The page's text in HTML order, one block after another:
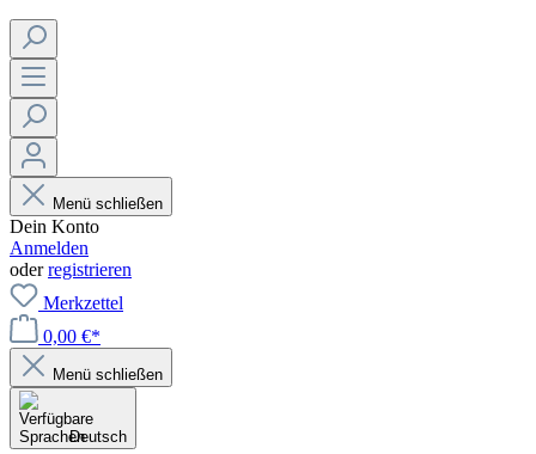
Menü schließen
Dein Konto
Anmelden
oderregistrieren
Merkzettel
0,00 €*
Menü schließen
Deutsch